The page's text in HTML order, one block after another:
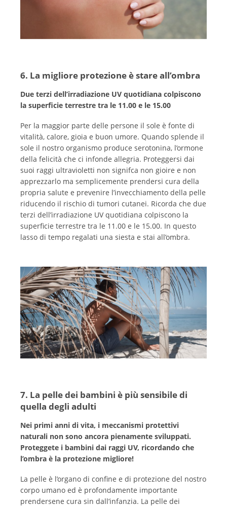
6. La migliore protezione è stare all’ombra
Due terzi dell’irradiazione UV quotidiana colpiscono
la superficie terrestre tra le 11.00 e le 15.00
Per la maggior parte delle persone il sole è fonte di
vitalità, calore, gioia e buon umore. Quando splende il
sole il nostro organismo produce serotonina, l’ormone
della felicità che ci infonde allegria. Proteggersi dai
suoi raggi ultravioletti non signifca non gioire e non
apprezzarlo ma semplicemente prendersi cura della
propria salute e prevenire l’invecchiamento della pelle
riducendo il rischio di tumori cutanei. Ricorda che due
terzi dell’irradiazione UV quotidiana colpiscono la
superficie terrestre tra le 11.00 e le 15.00. In questo
lasso di tempo regalati una siesta e stai all’ombra.
7. La pelle dei bambini è più sensibile di
quella degli adulti
Nei primi anni di vita, i meccanismi protettivi
naturali non sono ancora pienamente sviluppati.
Proteggete i bambini dai raggi UV, ricordando che
l’ombra è la protezione migliore!
La pelle è l’organo di confine e di protezione del nostro
corpo umano ed è profondamente importante
prendersene cura sin dall’infanzia. La pelle dei